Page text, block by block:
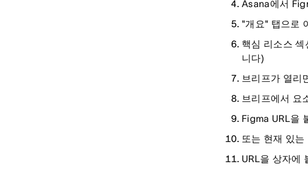
Asana에서
"개요" 탭으로
핵심 리소스
니다)
브리프가 열리
브리프에서 요
Figma URL을
또는 현재 있
URL을 상자에